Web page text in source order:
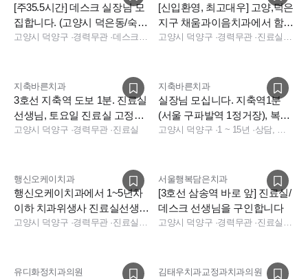
[주35.5시간] 데스크 실장님 모
집합니다. (고양시 덕은동/숙소
지원)
고양시 덕양구 ·경력무관· 데스크, 진료실
[신입환영, 최고대우] 고양,덕은
지구 채움과이음치과에서 함께
하실 스텝,코디 추가모집합니
고양시 덕양구 ·경력무관· 진료실, 데스크, 진료실
지축바른치과
3호선 지축역 도보 1분. 진료실
선생님, 토요일 진료실 고정알
바선생님 구인합니다.
고양시 덕양구 ·경력무관·진료실
지축바른치과
실장님 모십니다. 지축역1분
(서울 구파발역 1정거장), 복지
비3000만(+인센)
고양시 덕양구 ·1 ~ 15년 · 상담, 실장, 보험청구, 데스크, 총괄실장
행신오케이치과
행신오케이치과에서 1~5년차
이하 치과위생사 진료실선생님
을 모십니다~주5일 야간없
고양시 덕양구 ·경력무관· 진료실, 수술실, 소독실, 보험청구
서울행복담은치과
[3호선 삼송역 바로 앞] 진료실/
데스크 선생님을 구인합니다
고양시 덕양구 ·경력무관· 진료실, 데스크, 보험청구
유디화정치과의원 김태우치과교정과치과의원